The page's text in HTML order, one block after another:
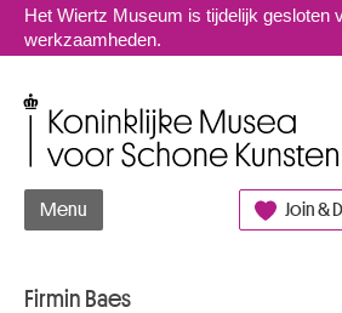
Naar
Het Wiertz Museum is tijdelijk gesloten
werkzaamheden.
Menu Join &
Firmin Baes